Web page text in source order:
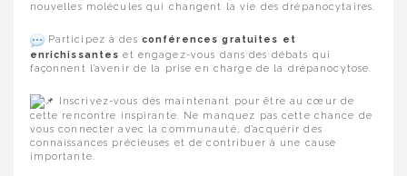
nouvelles molécules qui changent la vie des drépanocytaires.
Participez à des conférences gratuites et
enrichissantes et engagez-vous dans des débats qui
façonnent l’avenir de la prise en charge de la drépanocytose.
Inscrivez-vous dès maintenant pour être au cœur de
cette rencontre inspirante. Ne manquez pas cette chance de
vous connecter avec la communauté, d’acquérir des
connaissances précieuses et de contribuer à une cause
importante.